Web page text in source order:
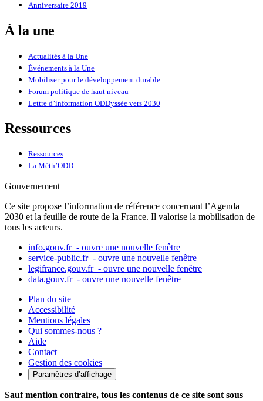
Anniversaire 2019
À la une
Actualités à la Une
Événements à la Une
Mobiliser pour le développement durable
Forum politique de haut niveau
Lettre d’information ODDyssée vers 2030
Ressources
Ressources
La Méth’ODD
Gouvernement
Ce site propose l’information de référence concernant l’Agenda
2030 et la feuille de route de la France. Il valorise la mobilisation de
tous les acteurs.
info.gouv.fr - ouvre une nouvelle fenêtre
service-public.fr - ouvre une nouvelle fenêtre
legifrance.gouv.fr - ouvre une nouvelle fenêtre
data.gouv.fr - ouvre une nouvelle fenêtre
Plan du site
Accessibilité
Mentions légales
Qui sommes-nous ?
Aide
Contact
Gestion des cookies
Paramètres d’affichage
Sauf mention contraire, tous les contenus de ce site sont sous